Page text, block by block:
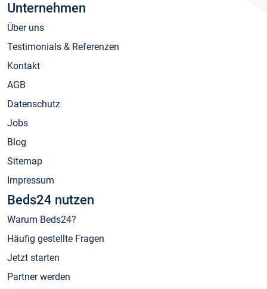
Unternehmen
Über uns
Testimonials & Referenzen
Kontakt
AGB
Datenschutz
Jobs
Blog
Sitemap
Impressum
Beds24 nutzen
Warum Beds24?
Häufig gestellte Fragen
Jetzt starten
Partner werden